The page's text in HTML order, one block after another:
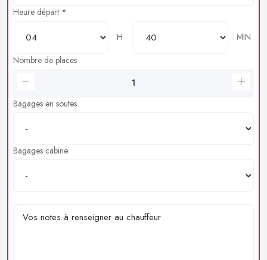
Heure départ *
H
MIN
Nombre de places
Bagages en soutes
Bagages cabine